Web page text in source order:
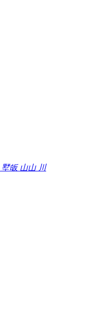
墅皈 山山 川